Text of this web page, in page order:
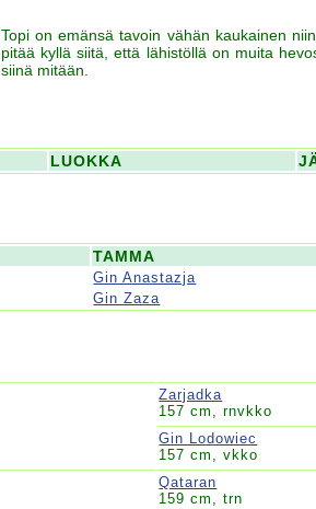
Topi on emänsä tavoin vähän kaukainen
pitää kyllä siitä, että lähistöllä on muita
siinä mitään.
LUOKKA
TAMMA
Gin Anastazja
Gin Zaza
Zarjadka
157 cm, rnvkko
Gin Lodowiec
157 cm, vkko
Qataran
159 cm, trn